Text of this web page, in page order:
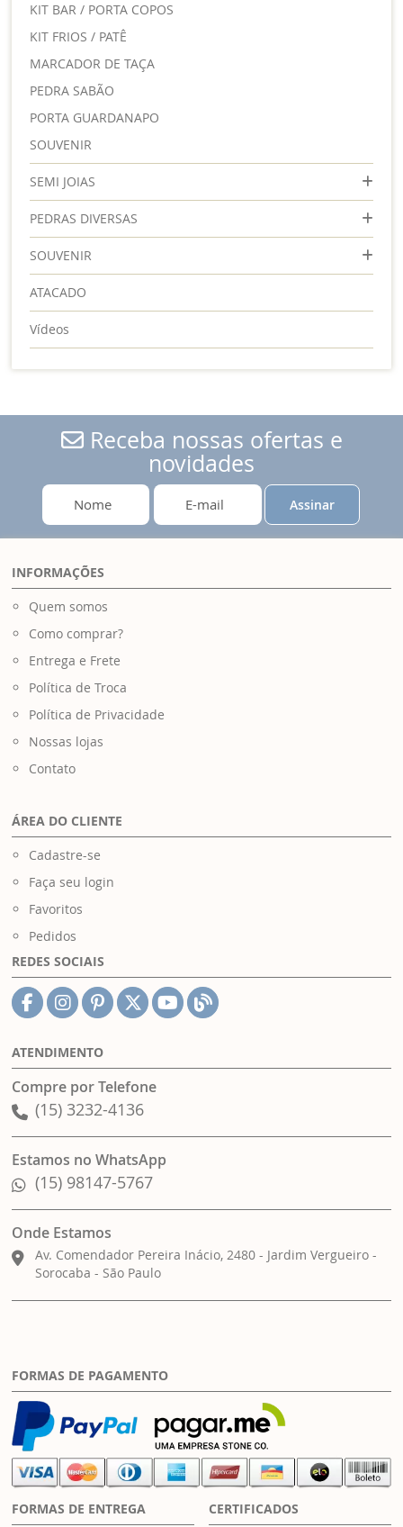
KIT BAR / PORTA COPOS
KIT FRIOS / PATÊ
MARCADOR DE TAÇA
PEDRA SABÃO
PORTA GUARDANAPO
SOUVENIR
SEMI JOIAS
PEDRAS DIVERSAS
SOUVENIR
ATACADO
Vídeos
Receba nossas ofertas e
novidades
Assinar
INFORMAÇÕES
Quem somos
Como comprar?
Entrega e Frete
Política de Troca
Política de Privacidade
Nossas lojas
Contato
ÁREA DO CLIENTE
Cadastre-se
Faça seu login
Favoritos
Pedidos
REDES SOCIAIS
ATENDIMENTO
Compre por Telefone
(15) 3232-4136
Estamos no WhatsApp
(15) 98147-5767
Onde Estamos
Av. Comendador Pereira Inácio, 2480 - Jardim Vergueiro -
Sorocaba - São Paulo
FORMAS DE PAGAMENTO
FORMAS DE ENTREGA CERTIFICADOS